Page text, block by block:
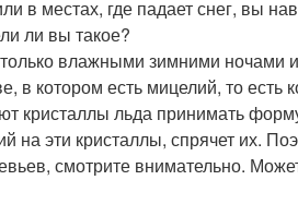
в местах, где падает снег, вы
ли вы такое?
влажными зимними ночами
в котором есть мицелий, то есть
кристаллы льда принимать
на эти кристаллы, спрячет их.
смотрите внимательно.